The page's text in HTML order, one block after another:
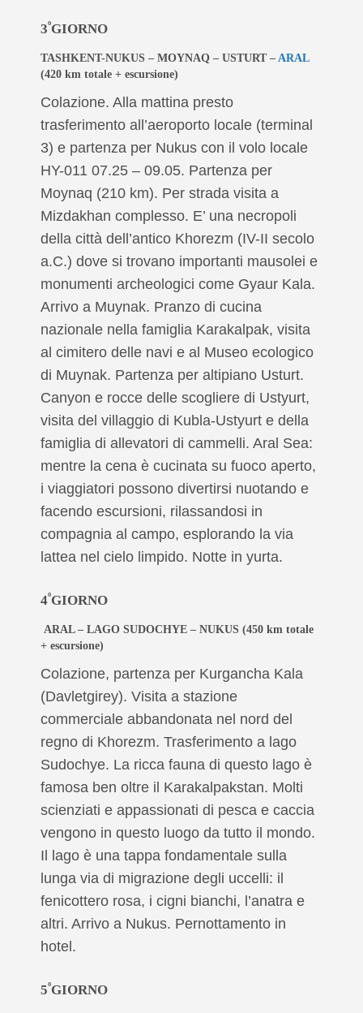
3ºGIORNO
TASHKENT-NUKUS – MOYNAQ – USTURT – ARAL
(420 km totale + escursione)
Colazione. Alla mattina presto
trasferimento all’aeroporto locale (terminal
3) e partenza per Nukus con il volo locale
HY-011 07.25 – 09.05. Partenza per
Moynaq (210 km). Per strada visita a
Mizdakhan complesso. E’ una necropoli
della città dell’antico Khorezm (IV-II secolo
a.C.) dove si trovano importanti mausolei e
monumenti archeologici come Gyaur Kala.
Arrivo a Muynak. Pranzo di cucina
nazionale nella famiglia Karakalpak, visita
al cimitero delle navi e al Museo ecologico
di Muynak. Partenza per altipiano Usturt.
Canyon e rocce delle scogliere di Ustyurt,
visita del villaggio di Kubla-Ustyurt e della
famiglia di allevatori di cammelli. Aral Sea:
mentre la cena è cucinata su fuoco aperto,
i viaggiatori possono divertirsi nuotando e
facendo escursioni, rilassandosi in
compagnia al campo, esplorando la via
lattea nel cielo limpido. Notte in yurta.
4ºGIORNO
ARAL – LAGO SUDOCHYE – NUKUS(450 km totale
+ escursione)
Colazione, partenza per Kurgancha Kala
(Davletgirey). Visita a stazione
commerciale abbandonata nel nord del
regno di Khorezm. Trasferimento a lago
Sudochye. La ricca fauna di questo lago è
famosa ben oltre il Karakalpakstan. Molti
scienziati e appassionati di pesca e caccia
vengono in questo luogo da tutto il mondo.
Il lago è una tappa fondamentale sulla
lunga via di migrazione degli uccelli: il
fenicottero rosa, i cigni bianchi, l’anatra e
altri. Arrivo a Nukus. Pernottamento in
hotel.
5ºGIORNO